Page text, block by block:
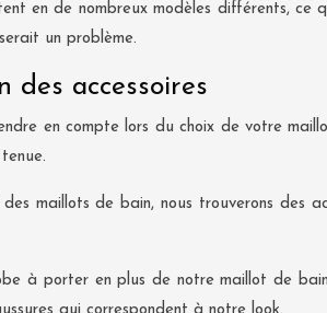
en de nombreux modèles différents,
un problème.
des accessoires
en compte lors du choix de votre
maillots de bain, nous trouverons des
à porter en plus de notre maillot de